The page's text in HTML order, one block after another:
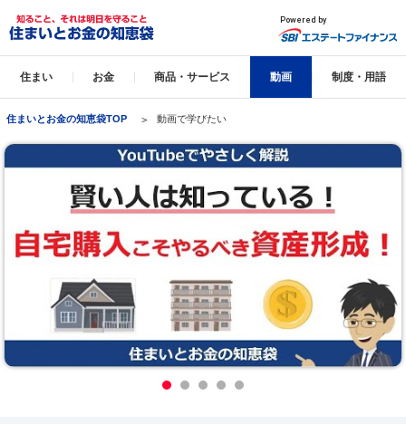
住まい お金 商品・サービス 動画 制度・用語
住まいとお金の知恵袋TOP 動画で学びたい